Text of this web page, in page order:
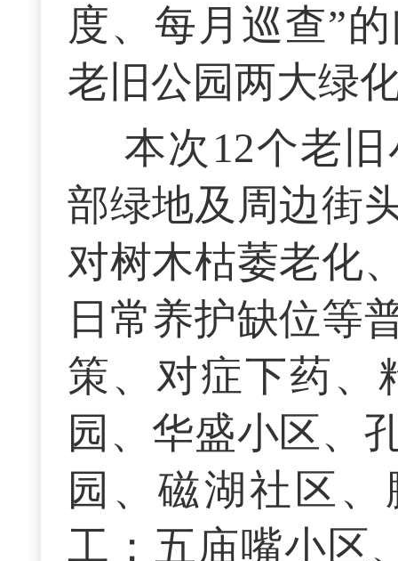
度、每月巡查”
老旧公园两大绿
本次12个老
部绿地及周边街
对树木枯萎老化
日常养护缺位等
策、对症下药、
园、华盛小区、
园、磁湖社区
工；五庙嘴小区